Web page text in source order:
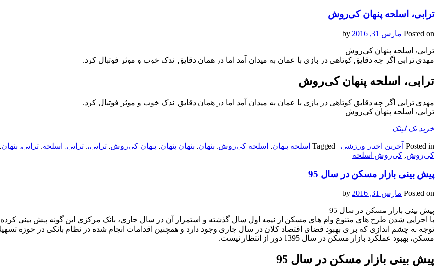
ترابی، اسلحه پنهان کی‌روش
Posted on مارس 31, 2016
ترابی، اسلحه پنهان کی‌روش
مهدی ترابی اگر چه دقایق کوتاهی در بازی با عمان به میدان آمد اما در همان دقایق اندک خوب و موثر فوتبال کرد.
ترابی، اسلحه پنهان کی‌روش
مهدی ترابی اگر چه دقایق کوتاهی در بازی با عمان به میدان آمد اما در همان دقایق اندک خوب و موثر فوتبال کرد.
ترابی، اسلحه پنهان کی‌روش
خرید بک لینک
Posted in آخرین اخبار ورزشی |
Tagged اسلحه پنهان, اسلحه کی‌روش, پنهان, پنهان پنهان, پنهان کی‌روش, ترابی،, ترابی، اسلحه, ترابی، پنهان,
کی‌روش, کی‌روش اسلحه
پیش‌ بینی بازار مسکن در سال 95
Posted on مارس 31, 2016
پیش‌ بینی بازار مسکن در سال 95
با اجرایی شدن طرح های متنوع وام های مسکن از نیمه اول سال گذشته و استمرار آن در سال جاری، بانک مرکزی این گونه پیش بینی
توجه به چشم اندازی که برای بهبود فضای اقتصاد کلان در سال جاری وجود دارد و همچنین اقدامات انجام شده در نظام بانکی در حوزه
مسکن، بهبود عملکرد بازار مسکن در سال 1395 دور از انتظار نیست.
پیش‌ بینی بازار مسکن در سال 95